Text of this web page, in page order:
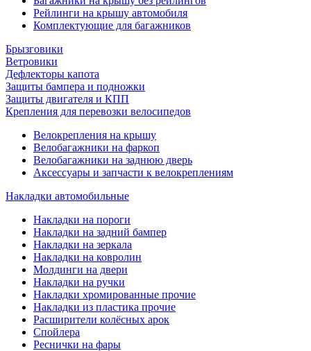
Рейлинги на крышу автомобиля
Комплектующие для багажников
Брызговики
Ветровики
Дефлекторы капота
Защиты бампера и подножки
Защиты двигателя и КПП
Крепления для перевозки велосипедов
Велокрепления на крышу
Велобагажники на фаркоп
Велобагажники на заднюю дверь
Аксессуары и запчасти к велокреплениям
Накладки автомобильные
Накладки на пороги
Накладки на задний бампер
Накладки на зеркала
Накладки на ковролин
Молдинги на двери
Накладки на ручки
Накладки хромированные прочие
Накладки из пластика прочие
Расширители колёсных арок
Спойлера
Реснички на фары